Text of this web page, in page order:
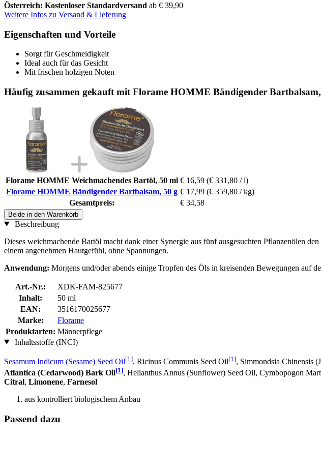
Österreich: Kostenloser Standardversand ab € 39,90
Weitere Infos zu Versand & Lieferung
Eigenschaften und Vorteile
Sorgt für Geschmeidigkeit
Ideal auch für das Gesicht
Mit frischen holzigen Noten
Häufig zusammen gekauft mit Florame HOMME Bändigender
Florame HOMME Weichmachendes Bartöl, 50 ml € 16,59 (€ 331,80 / l)
Florame HOMME Bändigender Bartbalsam, 50 g € 17,99 (€ 359,80 / kg)
Gesamtpreis:
€ 34,58
Beide in den Warenkorb
Beschreibung
Dieses weichmachende Bartöl macht dank einer Synergie aus fünf ausgesuchten Pflanzenölen
einem angenehmen Hautgefühl, ohne Spannungen.
Anwendung: Morgens und/oder abends einige Tropfen des Öls in kreisenden Bewegungen auf
Art.-Nr.:
XDK-FAM-825677
Inhalt:
50 ml
EAN:
3516170025677
Marke:
Florame
Produktarten: Männerpflege
Inhaltsstoffe (INCI)
Sesamum Indicum (Sesame) Seed Oil[1], Ricinus Communis Seed Oil[1], Simmondsia Chinensis
Atlantica (Cedarwood) Bark Oil[1], Helianthus Annus (Sunflower) Seed Oil, Cymbopogon
Citral, Limonene, Farnesol
aus kontrolliert biologischem Anbau
Passend dazu